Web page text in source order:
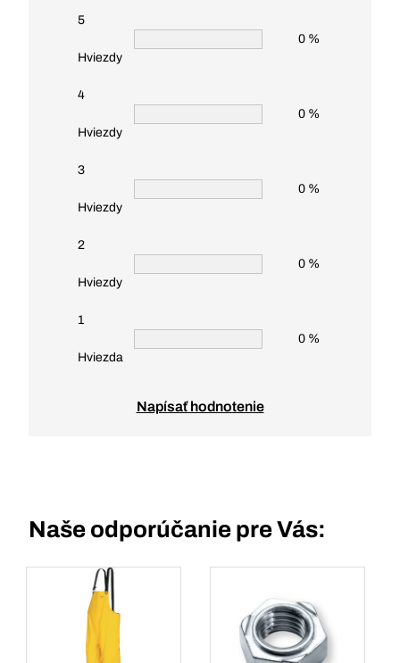
5
Hviezdy
0 %
4
Hviezdy
0 %
3
Hviezdy
0 %
2
Hviezdy
0 %
1
Hviezda
0 %
Napísať hodnotenie
Naše odporúčanie pre Vás: